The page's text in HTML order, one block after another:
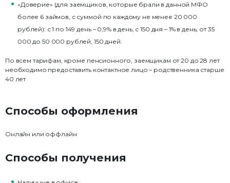
«Доверие» (для заемщиков, которые брали в данной МФО
более 6 займов, с суммой по каждому не менее 20 000
рублей): с 1 по 149 день – 0,9% в день, с 150 дня – 1% в день, от 35
000 до 50 000 рублей, 150 дней.
По всем тарифам, кроме пенсионного, заемщикам от 20 до 28 лет
необходимо предоставить контактное лицо – родственника старше
40 лет
Способы оформления
Онлайн или оффлайн
Способы получения